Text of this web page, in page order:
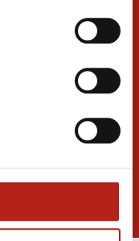
en
Inschrijven voor
korting